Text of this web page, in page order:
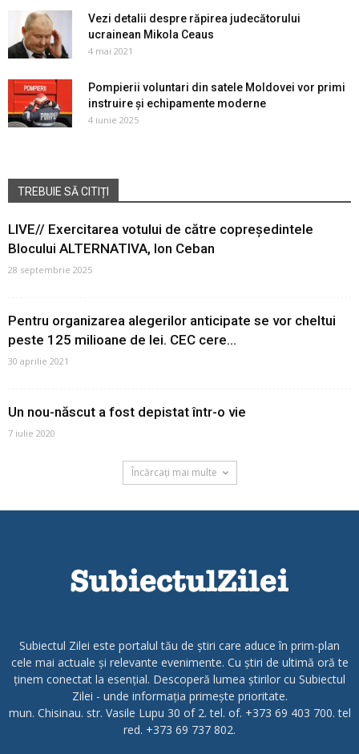
Vezi detalii despre răpirea judecătorului
ucrainean Mikola Ceaus
4 mai 2021
Pompierii voluntari din satele Moldovei vor primi
instruire și echipamente moderne
4 iunie 2025
TREBUIE SĂ CITIȚI
LIVE// Exercitarea votului de către copreședintele
Blocului ALTERNATIVA, Ion Ceban
28 septembrie 2025
Pentru organizarea alegerilor anticipate se vor cheltui
peste 125 milioane de lei. CEC cere...
30 aprilie 2021
Un nou-născut a fost depistat într-o vie
7 iulie 2020
Încărcați mai multe
Subiectul Zilei este portalul tău de știri care aduce în prim-plan
cele mai actuale și relevante evenimente. Cu știri de ultimă oră te
ținem conectat la esențial. Descoperă lumea știrilor cu Subiectul
Zilei - unde informația primește prioritate.
mun. Chisinau. str. Vasile Lupu 30 of 2. tel. of. +373 69 403 700. tel
red. +373 69 737 802.